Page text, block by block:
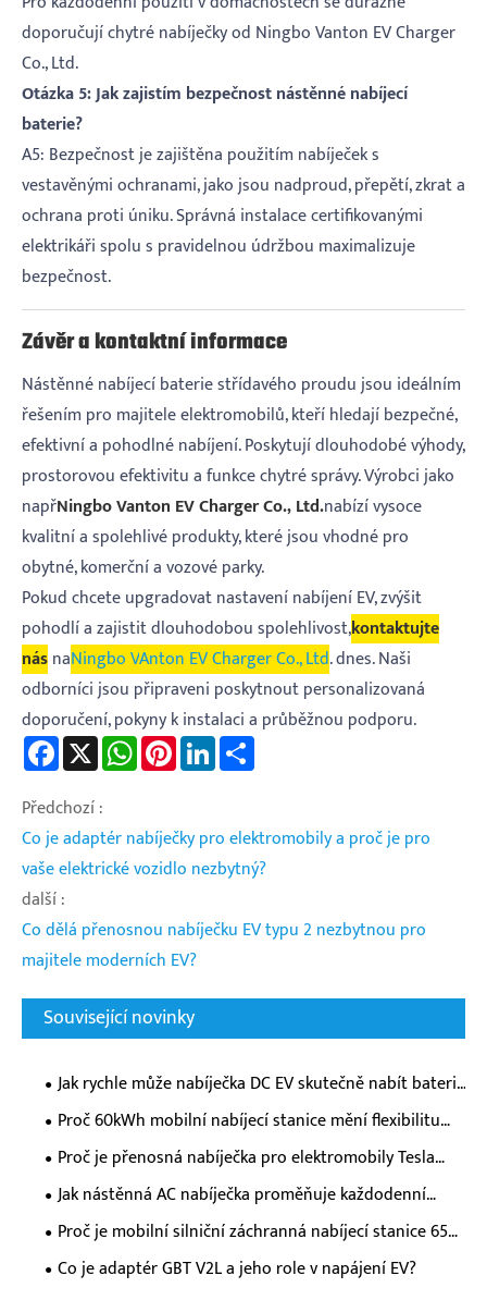
doporučují chytré nabíječky od Ningbo Vanton EV Charger
Co., Ltd.
Otázka 5: Jak zajistím bezpečnost nástěnné nabíjecí
baterie?
A5: Bezpečnost je zajištěna použitím nabíječek s
vestavěnými ochranami, jako jsou nadproud, přepětí, zkrat a
ochrana proti úniku. Správná instalace certifikovanými
elektrikáři spolu s pravidelnou údržbou maximalizuje
bezpečnost.
Závěr a kontaktní informace
Nástěnné nabíjecí baterie střídavého proudu jsou ideálním
řešením pro majitele elektromobilů, kteří hledají bezpečné,
efektivní a pohodlné nabíjení. Poskytují dlouhodobé výhody,
prostorovou efektivitu a funkce chytré správy. Výrobci jako
napřNingbo Vanton EV Charger Co., Ltd.nabízí vysoce
kvalitní a spolehlivé produkty, které jsou vhodné pro
obytné, komerční a vozové parky.
Pokud chcete upgradovat nastavení nabíjení EV, zvýšit
pohodlí a zajistit dlouhodobou spolehlivost,kontaktujte
násnaNingbo VAnton EV Charger Co., Ltd. dnes. Naši
odborníci jsou připraveni poskytnout personalizovaná
doporučení, pokyny k instalaci a průběžnou podporu.
Facebook WhatsAppPinterestLinkedIn
Předchozí :
Co je adaptér nabíječky pro elektromobily a proč je pro
vaše elektrické vozidlo nezbytný?
další :
Co dělá přenosnou nabíječku EV typu 2 nezbytnou pro
majitele moderních EV?
Související novinky
Jak rychle může nabíječka DC EV skutečně nabít baterii
vašeho elektromobilu?
Proč 60kWh mobilní nabíjecí stanice mění flexibilitu
nabíjení elektromobilů?
Proč je přenosná nabíječka pro elektromobily Tesla
nezbytná pro majitele moderních elektrických vozidel?
Jak nástěnná AC nabíječka proměňuje každodenní
zkušenosti s nabíjením elektromobilů?
Proč je mobilní silniční záchranná nabíjecí stanice 65
kWh nezbytná pro moderní nouzovou podporu
elektromobilů?
Co je adaptér GBT V2L a jeho role v napájení EV?